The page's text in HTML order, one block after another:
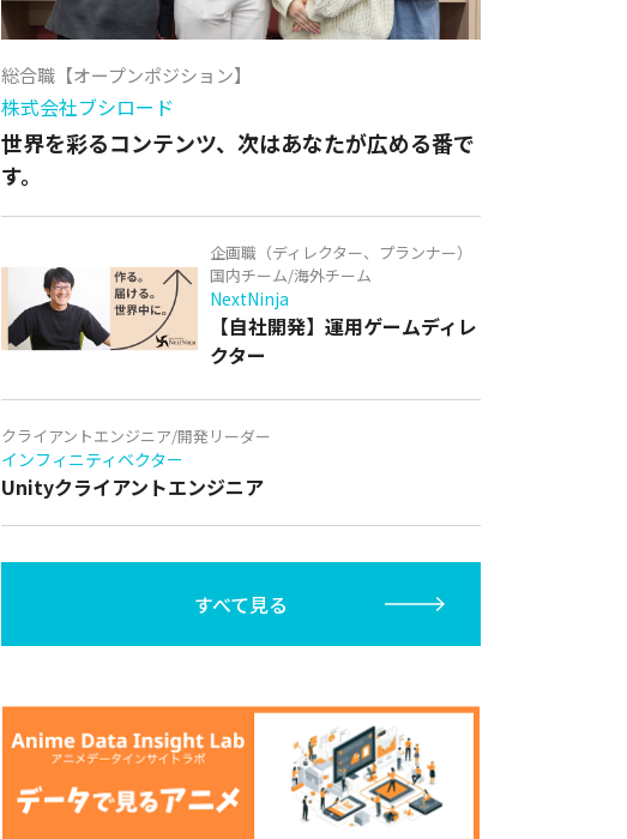
総合職【オープンポジション】
株式会社ブシロード
世界を彩るコンテンツ、次はあなたが広める番で
す。
企画職（ディレクター、プランナー）
国内チーム/海外チーム
NextNinja
【自社開発】運用ゲームディレ
クター
クライアントエンジニア/開発リーダー
インフィニティベクター
Unityクライアントエンジニア
すべて見る